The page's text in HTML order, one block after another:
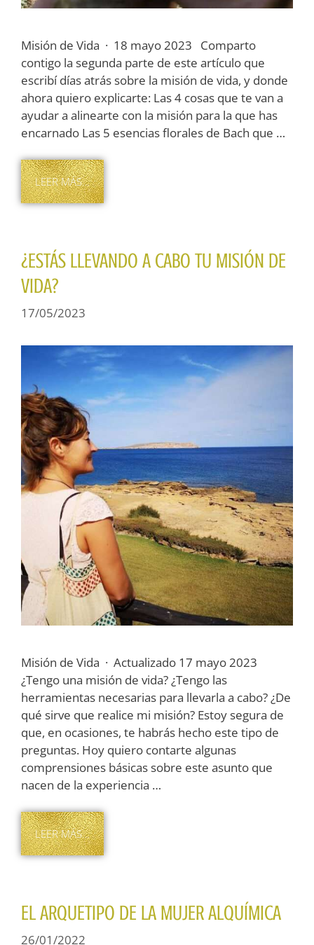
Misión de Vida · 18 mayo 2023 Comparto
contigo la segunda parte de este artículo que
escribí días atrás sobre la misión de vida, y donde
ahora quiero explicarte: Las 4 cosas que te van a
ayudar a alinearte con la misión para la que has
encarnado Las 5 esencias florales de Bach que …
LEER MÁS…
¿ESTÁS LLEVANDO A CABO TU MISIÓN DE
VIDA?
17/05/2023
Misión de Vida · Actualizado 17 mayo 2023
¿Tengo una misión de vida? ¿Tengo las
herramientas necesarias para llevarla a cabo? ¿De
qué sirve que realice mi misión? Estoy segura de
que, en ocasiones, te habrás hecho este tipo de
preguntas. Hoy quiero contarte algunas
comprensiones básicas sobre este asunto que
nacen de la experiencia …
LEER MÁS…
EL ARQUETIPO DE LA MUJER ALQUÍMICA
26/01/2022